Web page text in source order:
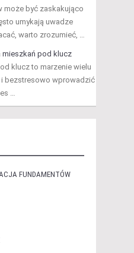
może być zaskakująco
umykają uwadze
warto zrozumieć, …
mieszkań pod klucz
klucz to marzenie wielu
bezstresowo wprowadzić
…
FUNDAMENTÓW